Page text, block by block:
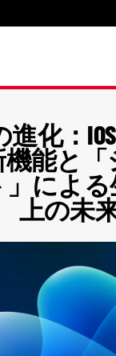
進化：
能と「
」による
上の未